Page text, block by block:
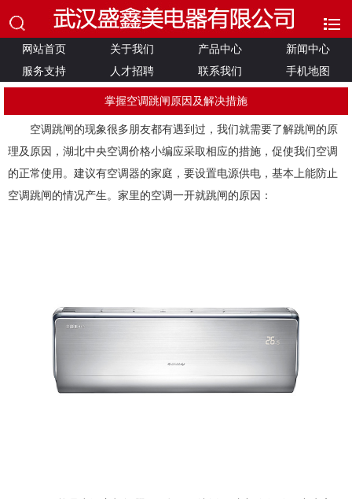
网站首页 关于我们 产品中心
新闻中心
服务支持
人才招聘 联系我们 手机地图
掌握空调跳闸原因及解决措施
空调跳闸的现象很多朋友都有遇到过，我们就需要了解跳闸的原
理及原因，湖北中央空调价格小编应采取相应的措施，促使我们空调
的正常使用。建议有空调器的家庭，要设置电源供电，基本上能防止
空调跳闸的情况产生。家里的空调一开就跳闸的原因：